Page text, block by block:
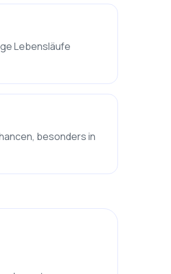
Lebensläufe
besonders in